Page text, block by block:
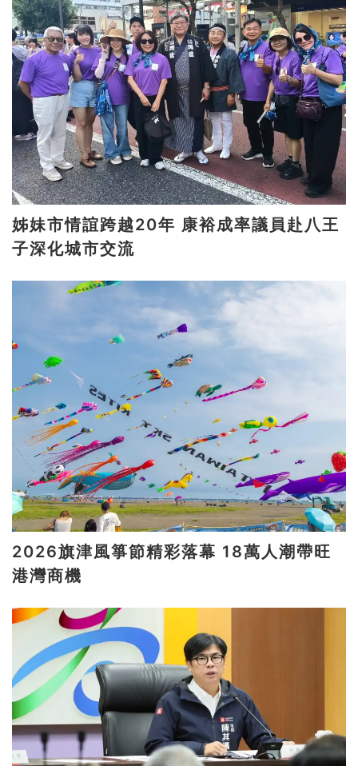
姊妹市情誼跨越20年 康裕成率議員赴八王
子深化城市交流
2026旗津風箏節精彩落幕 18萬人潮帶旺
港灣商機